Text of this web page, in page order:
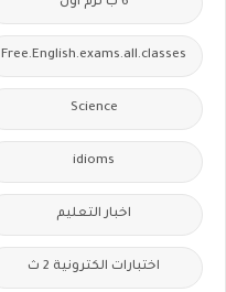
Free.English.exams.all.classes
Science
idioms
اخبار التعليم
اختبارات الكترونية 2 ث